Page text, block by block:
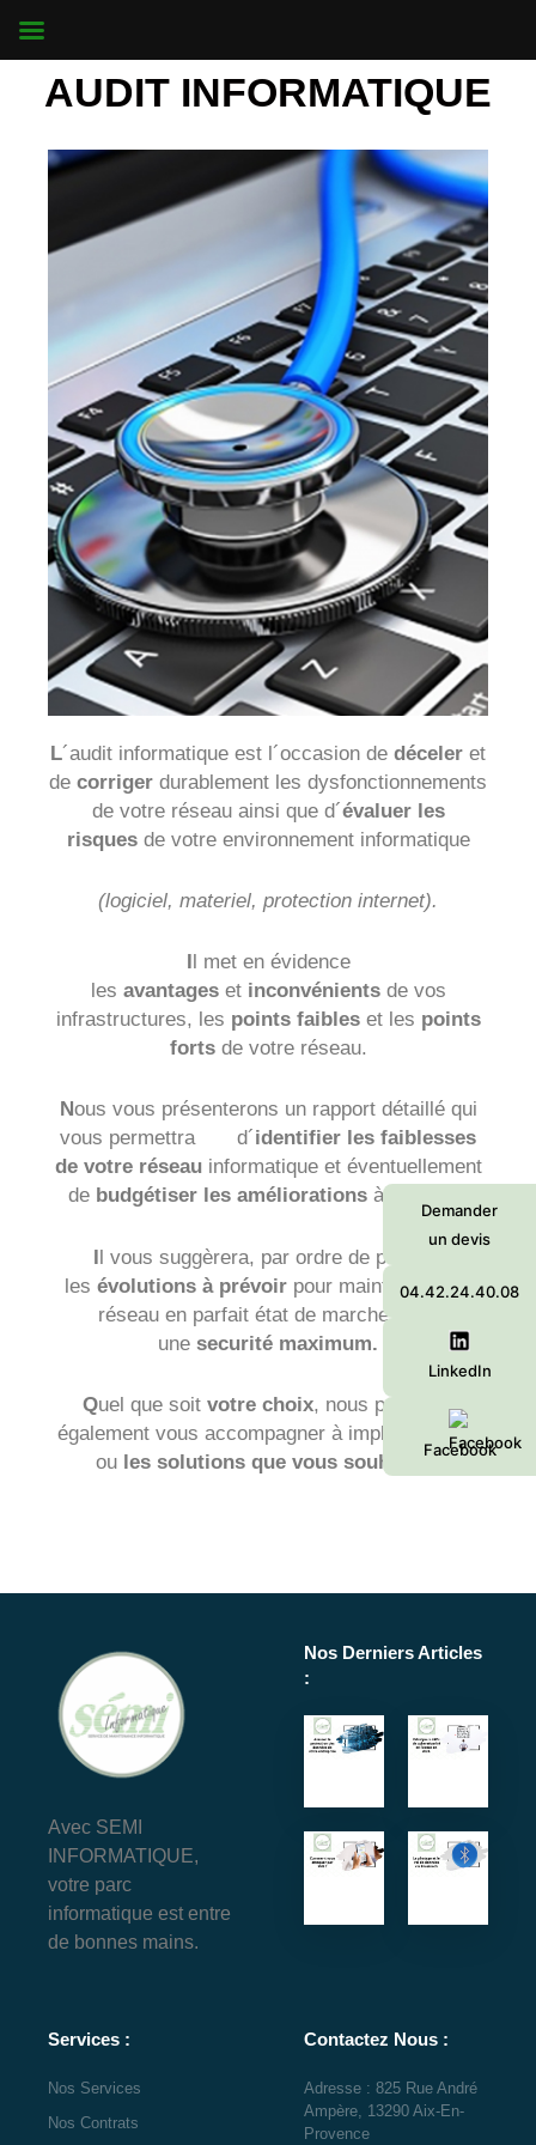
Demander
un devis
04.42.24.40.08
LinkedIn
Facebook
AUDIT INFORMATIQUE
L´audit informatique est l´occasion de déceler et
de corriger durablement les dysfonctionnements
de votre réseau ainsi que d´évaluer les
risquesde votre environnement informatique
(logiciel, materiel, protection internet).
l met en évidence
les avantageset inconvénientsde vos
infrastructures, les points faibleset les points
fortsde votre réseau.
Nous vous présenterons un rapport détaillé qui
vous permettra d´ identifier les faiblesses
de votre réseau informatique et éventuellement
de budgétiser les améliorationsà apporter.
Il vous suggèrera, par ordre de priorité,
les évolutions à prévoirpour maintenir votre
réseau en parfait état de marche avec
une securité maximum.
Quel que soit votre choix, nous pourrons
également vous accompagner à implémenter la
ou les solutions que vous souhaitez.
Avec SEMI
INFORMATIQUE,
votre parc
informatique est entre
de bonnes mains.
Nos Derniers Articles
:
Services :
Nos Services
Nos Contrats
Contactez Nous :
Adresse : 825 Rue André
Ampère, 13290 Aix-En-
Provence